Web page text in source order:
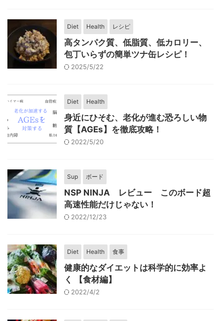
Diet Health レシピ
高タンパク質、低脂質、低カロリー、
包丁いらずの簡単ツナ缶レシピ！
2025/5/22
Diet Health
身近にひそむ、老化が進む恐ろしい物
質【AGEs】を徹底攻略！
2022/5/20
Sup ボード
NSP NINJA レビュー このボード超
高速性能だけじゃない！
2022/12/23
Diet Health 食事
健康的なダイエットは科学的に効率よ
く 【食材編】
2022/4/2